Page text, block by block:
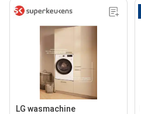
LG wasmachine